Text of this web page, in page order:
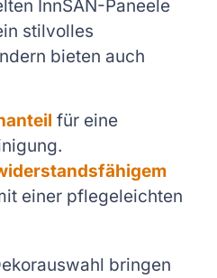
InnSAN-Paneele
stilvolles
bieten auch
für eine
einer pflegeleichten
bringen